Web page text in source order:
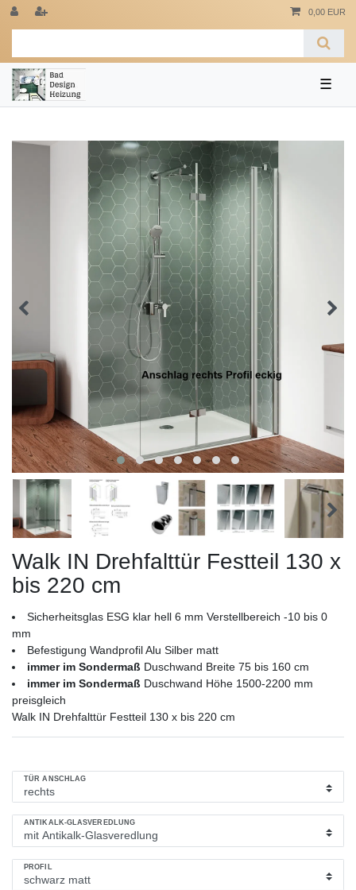
0,00 EUR
☰
Walk IN Drehfalttür Festteil 130 x
bis 220 cm
Sicherheitsglas ESG klar hell 6 mm Verstellbereich -10 bis 0
mm
Befestigung Wandprofil Alu Silber matt
immer im Sondermaß Duschwand Breite 75 bis 160 cm
immer im Sondermaß Duschwand Höhe 1500-2200 mm
preisgleich
Walk IN Drehfalttür Festteil 130 x bis 220 cm
TÜR ANSCHLAG
ANTIKALK-GLASVEREDLUNG
PROFIL